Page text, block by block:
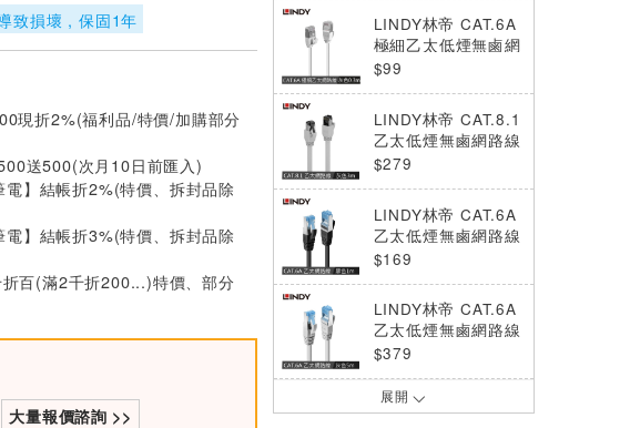
致損壞 , 保固1年
現折2%(福利品/特價/加購部分
送500(次月10日前匯入)
】結帳折2%(特價、拆封品除
】結帳折3%(特價、拆封品除
折百(滿2千折200...)特價、部分
大量報價諮詢 >>
(1~2)、現貨充足(3以上)。
*門市庫存以店內實際數量為準，可使
用專人服務或撥打門市電話洽詢。
LINDY林帝 CAT.6A
極細乙太低煙無鹵網
路線 U/FTP, 灰色,
$99
LINDY林帝 CAT.8.1
乙太低煙無鹵網路線
S/FTP, 灰色, 3m
$279
LINDY林帝 CAT.6A
乙太低煙無鹵網路線
S/FTP, 黑色, 1m
$169
LINDY林帝 CAT.6A
乙太低煙無鹵網路線
S/FTP, 灰色, 5m
$379
LINDY林帝 CAT.6A
展開